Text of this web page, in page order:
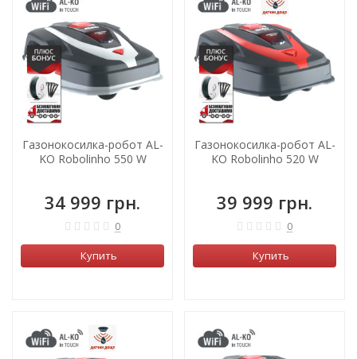
Газонокосилка-робот AL-
KO Robolinho 550 W
34 999 грн.
0
Купить
Газонокосилка-робот AL-
KO Robolinho 520 W
39 999 грн.
0
Купить